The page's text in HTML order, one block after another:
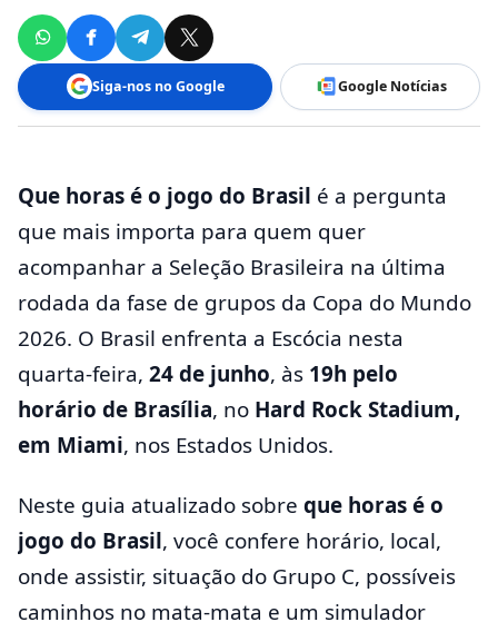
Siga-nos no Google Google Notícias
Que horas é o jogo do Brasil é a pergunta
que mais importa para quem quer
acompanhar a Seleção Brasileira na última
rodada da fase de grupos da Copa do Mundo
2026. O Brasil enfrenta a Escócia nesta
quarta-feira, 24 de junho, às 19h pelo
horário de Brasília, no Hard Rock Stadium,
em Miami, nos Estados Unidos.
Neste guia atualizado sobre que horas é o
jogo do Brasil, você confere horário, local,
onde assistir, situação do Grupo C, possíveis
caminhos no mata-mata e um simulador